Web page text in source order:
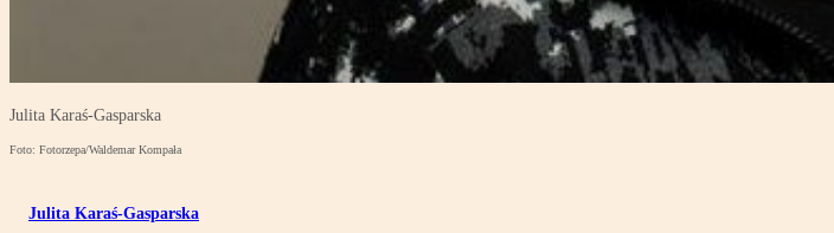
Julita Karaś-Gasparska
Foto: Fotorzepa/Waldemar Kompała
Julita Karaś-Gasparska